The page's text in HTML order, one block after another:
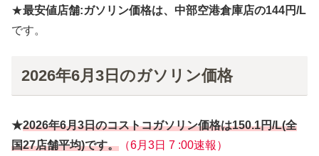
★最安値店舗:ガソリン価格は、中部空港倉庫店の144円/L
です。
2026年6月3日のガソリン価格
★2026年6月3日のコストコガソリン価格は150.1円/L(全
国27店舗平均)です。 （6月3日 7 :00速報）